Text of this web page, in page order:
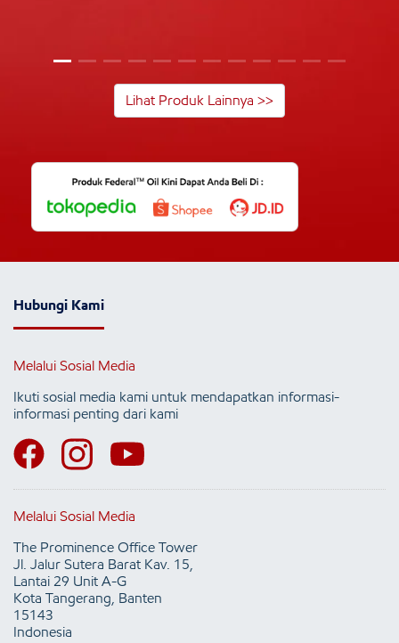
Lihat Produk Lainnya >>
Hubungi Kami
Melalui Sosial Media
Ikuti sosial media kami untuk mendapatkan informasi-
informasi penting dari kami
Melalui Sosial Media
The Prominence Office Tower
Jl. Jalur Sutera Barat Kav. 15,
Lantai 29 Unit A-G
Kota Tangerang, Banten
15143
Indonesia